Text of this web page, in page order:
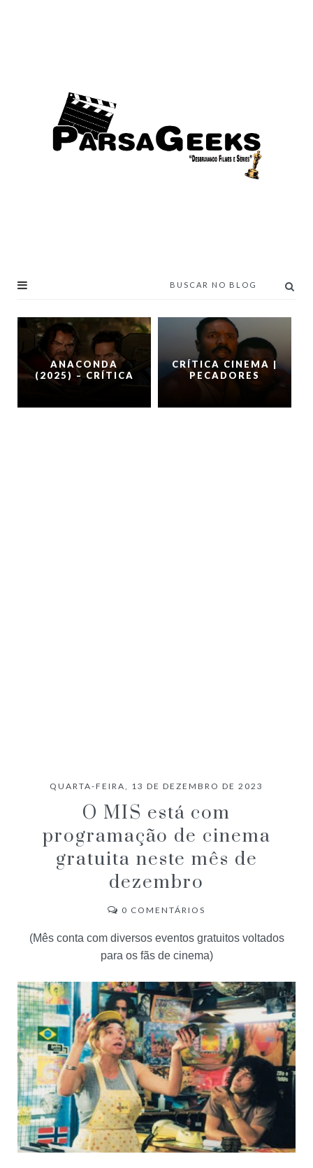
ANACONDA
(2025) – CRÍTICA
CRÍTICA CINEMA |
PECADORES
QUARTA-FEIRA, 13 DE DEZEMBRO DE 2023
O MIS está com
programação de cinema
gratuita neste mês de
dezembro
0 COMENTÁRIOS
(Mês conta com diversos eventos gratuitos voltados
para os fãs de cinema)